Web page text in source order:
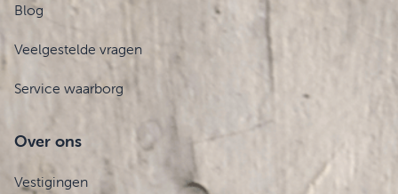
Blog
Veelgestelde vragen
Service waarborg
Over ons
Vestigingen